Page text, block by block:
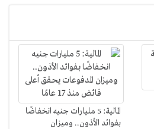
المالية: 5 مليارات جنيه انخفاضًا
بفوائد الأذون.. وميزان